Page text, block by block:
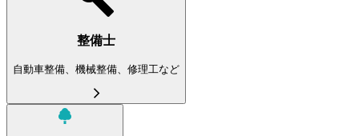
整備士
自動車整備、機械整備、修理工など